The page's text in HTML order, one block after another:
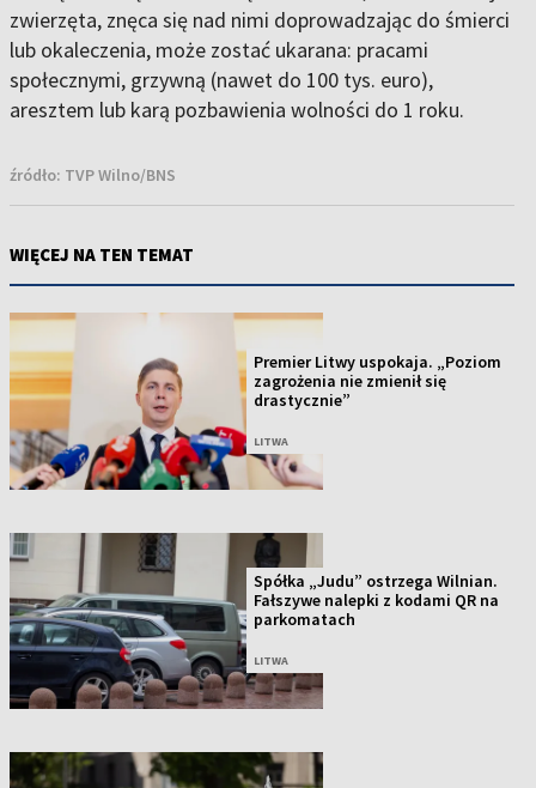
zwierzęta, znęca się nad nimi doprowadzając do śmierci
lub okaleczenia, może zostać ukarana: pracami
społecznymi, grzywną (nawet do 100 tys. euro),
aresztem lub karą pozbawienia wolności do 1 roku.
źródło: TVP Wilno/BNS
WIĘCEJ NA TEN TEMAT
Premier Litwy uspokaja. „Poziom
zagrożenia nie zmienił się
drastycznie”
LITWA
Spółka „Judu” ostrzega Wilnian.
Fałszywe nalepki z kodami QR na
parkomatach
LITWA